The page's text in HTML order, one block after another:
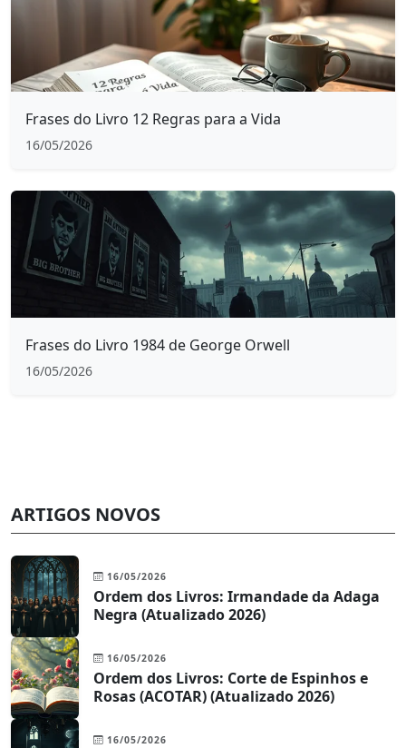
Frases do Livro 12 Regras para a Vida
16/05/2026
Frases do Livro 1984 de George Orwell
16/05/2026
ARTIGOS NOVOS
16/05/2026
Ordem dos Livros: Irmandade da Adaga
Negra (Atualizado 2026)
16/05/2026
Ordem dos Livros: Corte de Espinhos e
Rosas (ACOTAR) (Atualizado 2026)
16/05/2026